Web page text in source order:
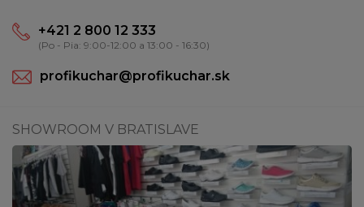
+421 2 800 12 333
(Po - Pia: 9:00-12:00 a 13:00 - 16:30)
profikuchar@profikuchar.sk
SHOWROOM V BRATISLAVE